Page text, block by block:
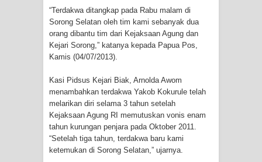
Profil Lengkap Papua Barat, Bumi
Cenderawasih di Ujung Barat Papua
Profil Lengkap Provinsi Papua, Bumi
Cenderawasih di Ujung Timur
Indonesia
Profil Lengkap Aceh, Provinsi
“Terdakwa ditangkap pada Rabu malam di
Sorong Selatan oleh tim kami sebanyak dua
orang dibantu tim dari Kejaksaan Agung dan
Kejari Sorong,” katanya kepada Papua Pos,
Kamis (04/07/2013).
Kasi Pidsus Kejari Biak, Arnolda Awom
menambahkan terdakwa Yakob Kokurule telah
melarikan diri selama 3 tahun setelah
Kejaksaan Agung RI memutuskan vonis enam
tahun kurungan penjara pada Oktober 2011.
“Setelah tiga tahun, terdakwa baru kami
ketemukan di Sorong Selatan,” ujarnya.